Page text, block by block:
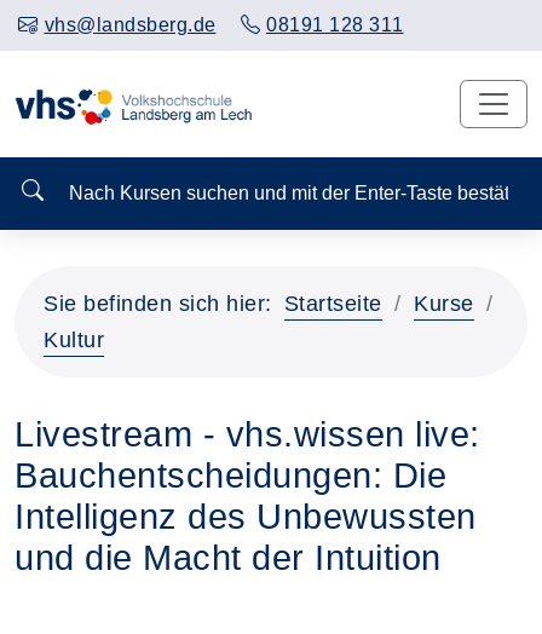
vhs@landsberg.de 08191 128 311
Nach Kursen suchen und mit der Enter-Taste
Sie befinden sich hier: Startseite
Kurse
Kultur
Livestream - vhs.wissen live:
Bauchentscheidungen: Die
Intelligenz des Unbewussten
und die Macht der Intuition